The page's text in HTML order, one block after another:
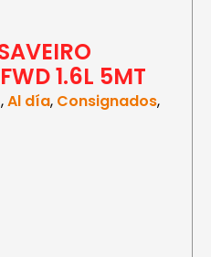
1.6L 5MT
,Al día, Consignados,